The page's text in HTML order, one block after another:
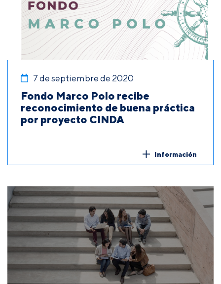
7 de septiembre de 2020
Fondo Marco Polo recibe
reconocimiento de buena práctica
por proyecto CINDA
Información